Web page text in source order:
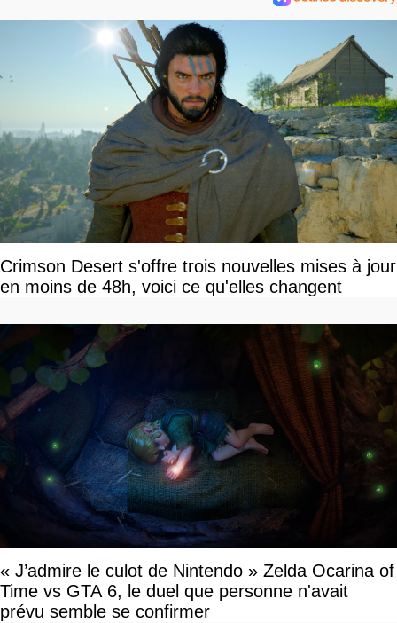
Crimson Desert s'offre trois nouvelles mises à jour
en moins de 48h, voici ce qu'elles changent
« J’admire le culot de Nintendo » Zelda Ocarina of
Time vs GTA 6, le duel que personne n'avait
prévu semble se confirmer